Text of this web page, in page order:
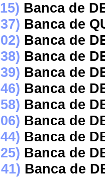
Banca de
Banca de
Banca de
Banca de
Banca de
Banca de
Banca de
Banca de
Banca de
Banca de
Banca de